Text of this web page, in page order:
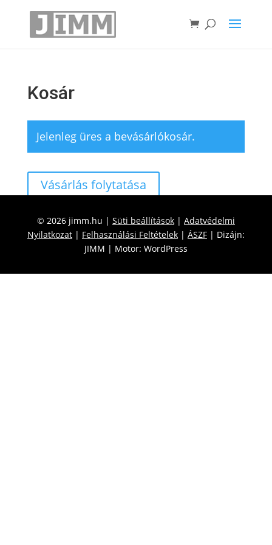
Kosár
Jelenleg üres a bevásárlókosár.
Vásárlás folytatása
© 2026 jimm.hu | Süti beállítások| Adatvédelmi
Nyilatkozat| Felhasználási Feltételek| ÁSZF| Dizájn:
JIMM | Motor: WordPress